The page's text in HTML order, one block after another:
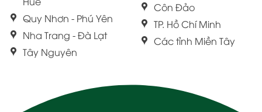
Quy Nhơn - Phú Yên
Nha Trang - Đà Lạt
Tây Nguyên
Côn Đảo
TP. Hồ Chí Minh
Các tỉnh Miền Tây